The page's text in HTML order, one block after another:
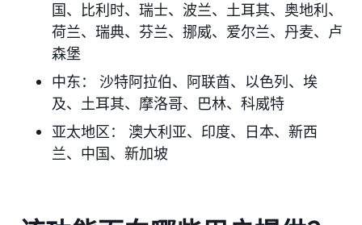
国、比利时、瑞士、波兰、土耳其、奥地利、
荷兰、瑞典、芬兰、挪威、爱尔兰、丹麦、卢
森堡
中东：
沙特阿拉伯、阿联酋、以色列、埃
及、土耳其、摩洛哥、巴林、科威特
亚太地区：
澳大利亚、印度、日本、新西
兰、中国、新加坡